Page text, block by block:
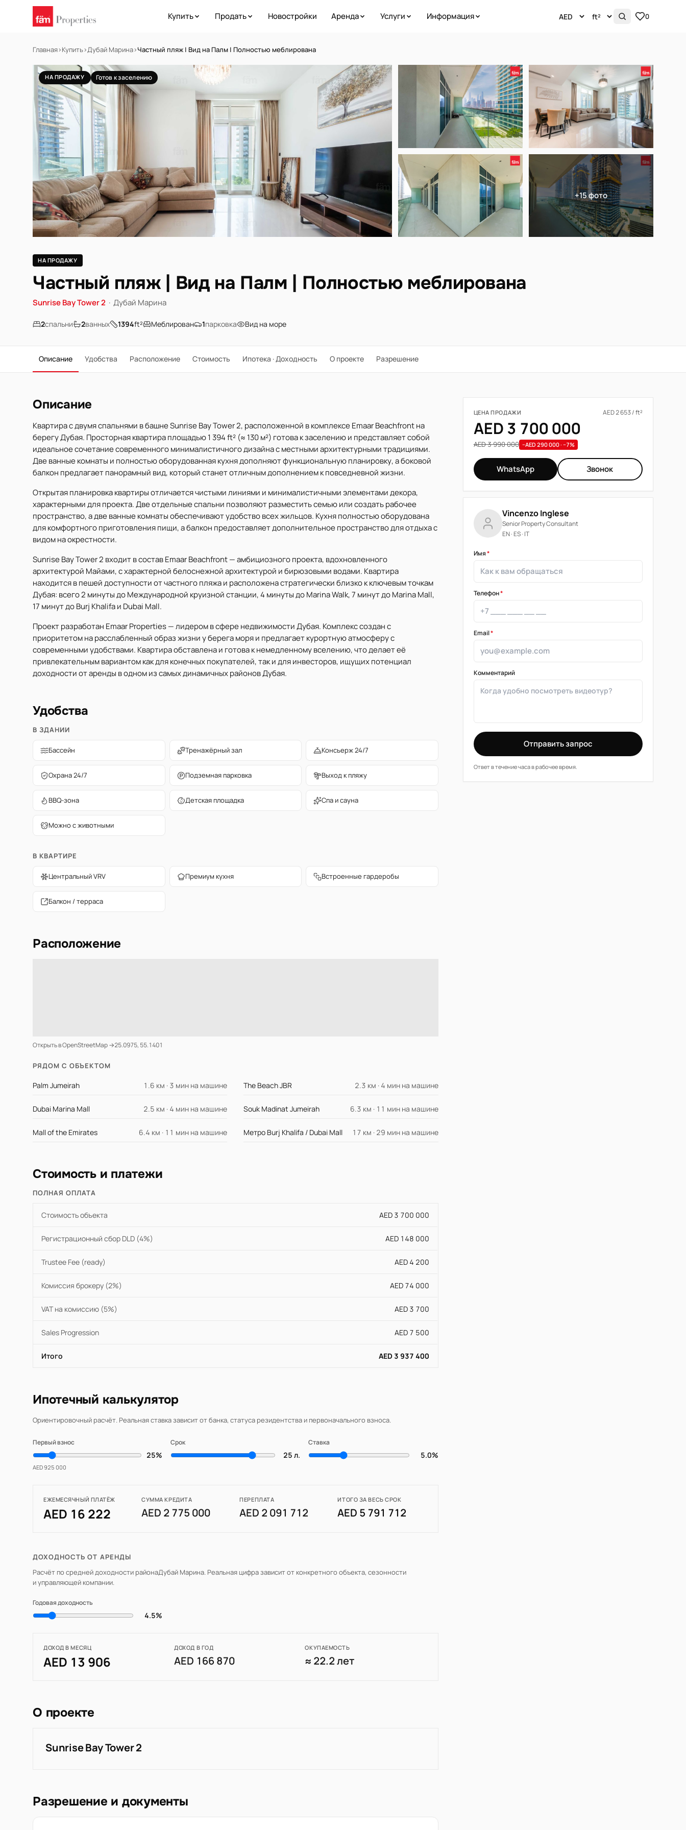
Купить Продать Новостройки Аренда Услуги Информация 0
Главная›Купить›Дубай Марина›Частный пляж | Вид на Палм | Полностью меблирована
НА ПРОДАЖУ Готов к заселению
+15 фото
НА ПРОДАЖУ
Частный пляж | Вид на Палм | Полностью меблирована
Sunrise Bay Tower 2 · Дубай Марина
2спальни 2ванных 1394ft² Меблирован 1парковка Вид на море
Описание Удобства Расположение Стоимость Ипотека · Доходность О проекте Разрешение
Описание
Квартира с двумя спальнями в башне Sunrise Bay Tower 2, расположенной в комплексе Emaar Beachfront на
берегу Дубая. Просторная квартира площадью 1 394 ft² (≈ 130 м²) готова к заселению и представляет собой
идеальное сочетание современного минималистичного дизайна с местными архитектурными традициями.
Две ванные комнаты и полностью оборудованная кухня дополняют функциональную планировку, а боковой
балкон предлагает панорамный вид, который станет отличным дополнением к повседневной жизни.
Открытая планировка квартиры отличается чистыми линиями и минималистичными элементами декора,
характерными для проекта. Две отдельные спальни позволяют разместить семью или создать рабочее
пространство, а две ванные комнаты обеспечивают удобство всех жильцов. Кухня полностью оборудована
для комфортного приготовления пищи, а балкон предоставляет дополнительное пространство для отдыха с
видом на окрестности.
Sunrise Bay Tower 2 входит в состав Emaar Beachfront — амбициозного проекта, вдохновленного
архитектурой Майами, с характерной белоснежной архитектурой и бирюзовыми водами. Квартира
находится в пешей доступности от частного пляжа и расположена стратегически близко к ключевым точкам
Дубая: всего 2 минуты до Международной круизной станции, 4 минуты до Marina Walk, 7 минут до Marina Mall,
17 минут до Burj Khalifa и Dubai Mall.
Проект разработан Emaar Properties — лидером в сфере недвижимости Дубая. Комплекс создан с
приоритетом на расслабленный образ жизни у берега моря и предлагает курортную атмосферу с
современными удобствами. Квартира обставлена и готова к немедленному вселению, что делает её
привлекательным вариантом как для конечных покупателей, так и для инвесторов, ищущих потенциал
доходности от аренды в одном из самых динамичных районов Дубая.
Удобства
В ЗДАНИИ
Бассейн Тренажёрный зал Консьерж 24/7
Охрана 24/7 Подземная парковка Выход к пляжу
BBQ-зона Детская площадка Спа и сауна
Можно с животными
В КВАРТИРЕ
Центральный VRV Премиум кухня Встроенные гардеробы
Балкон / терраса
Расположение
Открыть в OpenStreetMap →25.0975, 55.1401
РЯДОМ С ОБЪЕКТОМ
Palm Jumeirah 1.6 км · 3 мин на машине The Beach JBR 2.3 км · 4 мин на машине
Dubai Marina Mall 2.5 км · 4 мин на машине Souk Madinat Jumeirah 6.3 км · 11 мин на машине
Mall of the Emirates 6.4 км · 11 мин на машине Метро Burj Khalifa / Dubai Mall 17 км · 29 мин на машине
Стоимость и платежи
ПОЛНАЯ ОПЛАТА
Стоимость объекта AED 3 700 000
Регистрационный сбор DLD (4%) AED 148 000
Trustee Fee (ready) AED 4 200
Комиссия брокеру (2%) AED 74 000
VAT на комиссию (5%) AED 3 700
Sales Progression AED 7 500
Итого AED 3 937 400
Ипотечный калькулятор
Ориентировочный расчёт. Реальная ставка зависит от банка, статуса резидентства и первоначального взноса.
Первый взнос
25%
AED 925 000
Срок
25 л.
Ставка
5.0%
ЕЖЕМЕСЯЧНЫЙ ПЛАТЁЖ
AED 16 222
СУММА КРЕДИТА
AED 2 775 000
ПЕРЕПЛАТА
AED 2 091 712
ИТОГО ЗА ВЕСЬ СРОК
AED 5 791 712
ДОХОДНОСТЬ ОТ АРЕНДЫ
Расчёт по средней доходности районаДубай Марина. Реальная цифра зависит от конкретного объекта, сезонности
и управляющей компании.
Годовая доходность
4.5%
ДОХОД В МЕСЯЦ
AED 13 906
ДОХОД В ГОД
AED 166 870
ОКУПАЕМОСТЬ
≈ 22.2 лет
О проекте
Sunrise Bay Tower 2
Разрешение и документы
ЦЕНА ПРОДАЖИ AED 2 653 / ft²
AED 3 700 000
AED 3 990 000 −AED 290 000 · −7%
WhatsApp Звонок
Vincenzo Inglese
Senior Property Consultant
EN · ES · IT
Имя*
Телефон*
Email*
Комментарий
Отправить запрос
Ответ в течение часа в рабочее время.